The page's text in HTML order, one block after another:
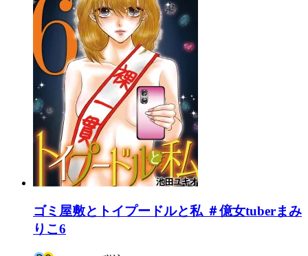
ゴミ屋敷とトイプードルと私 ＃億女tuberまみ
りこ6